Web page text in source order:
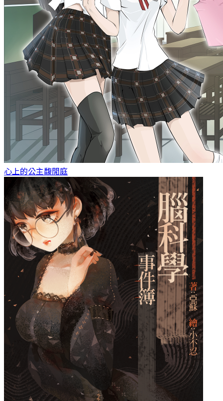
心上的公主馥閒庭